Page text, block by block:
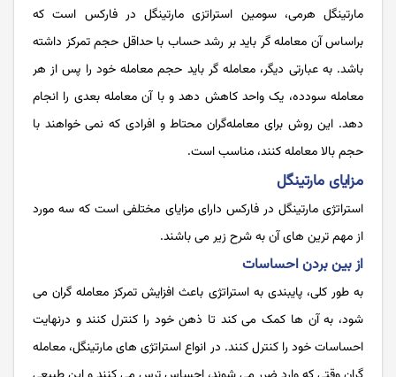
مارتینگل هرمی، سومین استراتزی مارتینگل در فارکس است که
براساس آن معامله گر باید بر رشد حساب با حداقل حجم تمرکز داشته
باشد. به عبارتی دیگر، معامله گر باید حجم معامله خود را پس از هر
معامله سودده، یک واحد کاهش دهد و با آن معامله بعدی را انجام
دهد. این روش برای معامله‌گران محتاط و افرادی که نمی خواهند با
حجم بالا معامله کنند، مناسب است.
مزایای مارتینگل
استراتژی مارتینگل در فارکس دارای مزایای مختلفی است که سه مورد
از مهم ترین های آن به شرح زیر می باشند.
از بین بردن احساسات
به طور کلی، پایبندی به استراتژی باعث افزایش تمرکز معامله گران می
شود، به آن ها کمک می کند تا ذهن خود را کنترل کنند و درنهایت
احساسات خود را کنترل کنند. در انواع استراتژی های مارتینگل، معامله‌